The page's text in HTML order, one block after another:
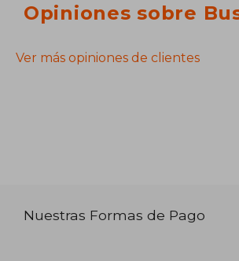
Opiniones sobre
Ver más opiniones de clientes
Nuestras Formas de Pago